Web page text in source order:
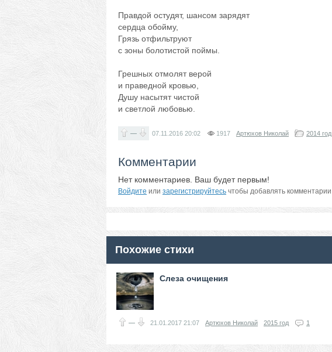
Правдой остудят, шансом зарядят
сердца обойму,
Грязь отфильтруют
с зоны болотистой поймы.
Грешных отмолят верой
и праведной кровью,
Душу насытят чистой
и светлой любовью.
— 07.11.2016 20:02 1917 Артюхов Николай 2014 год
Комментарии
Нет комментариев. Ваш будет первым!
Войдите или зарегистрируйтесь чтобы добавлять комментарии
Похожие стихи
Слеза очищения
— 21.01.2017 21:07 Артюхов Николай 2015 год 1